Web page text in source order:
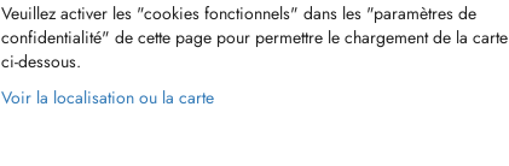
Veuillez activer les "cookies fonctionnels" dans les "paramètres de
confidentialité" de cette page pour permettre le chargement de la carte
ci-dessous.
Voir la localisation ou la carte